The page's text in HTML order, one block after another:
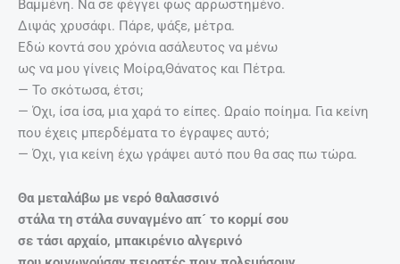
Βαμμένη. Να σε φέγγει φως αρρωστημένο.
Διψάς χρυσάφι. Πάρε, ψάξε, μέτρα.
Εδώ κοντά σου χρόνια ασάλευτος να μένω
ως να μου γίνεις Μοίρα,Θάνατος και Πέτρα.
— Το σκότωσα, έτσι;
— Όχι, ίσα ίσα, μια χαρά το είπες. Ωραίο ποίημα. Για κείνη
που έχεις μπερδέματα το έγραψες αυτό;
— Όχι, για κείνη έχω γράψει αυτό που θα σας πω τώρα.
Θα μεταλάβω με νερό θαλασσινό
στάλα τη στάλα συναγμένο απ´ το κορμί σου
σε τάσι αρχαίο, μπακιρένιο αλγερινό